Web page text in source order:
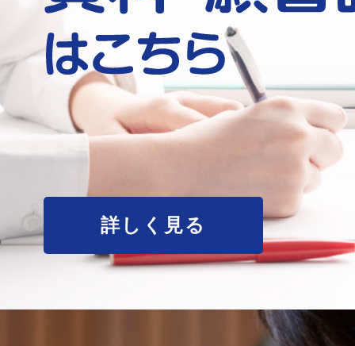
詳しく見る